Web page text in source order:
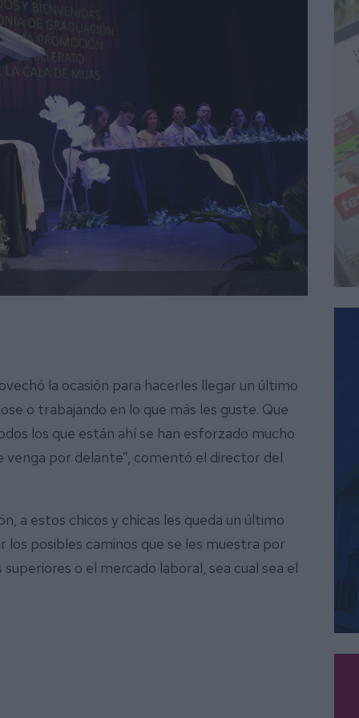
la ocasión para hacerles llegar un último
o trabajando en lo que más les guste. Que
los que están ahí se han esforzado mucho
por delante”, comentó el director del
a estos chicos y chicas les queda un último
posibles caminos que se les muestra por
o el mercado laboral, sea cual sea el